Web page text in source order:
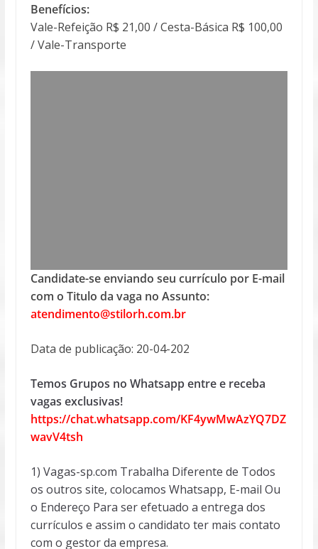
Benefícios:
Vale-Refeição R$ 21,00 / Cesta-Básica R$ 100,00
/ Vale-Transporte
Candidate-se enviando seu currículo por E-mail
com o Titulo da vaga no Assunto:
atendimento@stilorh.com.br
Data de publicação: 20-04-202
Temos Grupos no Whatsapp entre e receba
vagas exclusivas!
https://chat.whatsapp.com/KF4ywMwAzYQ7DZ
wavV4tsh
1) Vagas-sp.com Trabalha Diferente de Todos
os outros site, colocamos Whatsapp, E-mail Ou
o Endereço Para ser efetuado a entrega dos
currículos e assim o candidato ter mais contato
com o gestor da empresa.